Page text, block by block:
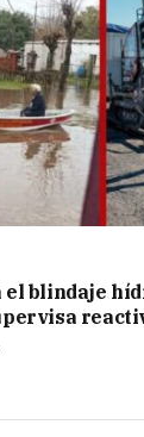
el blindaje